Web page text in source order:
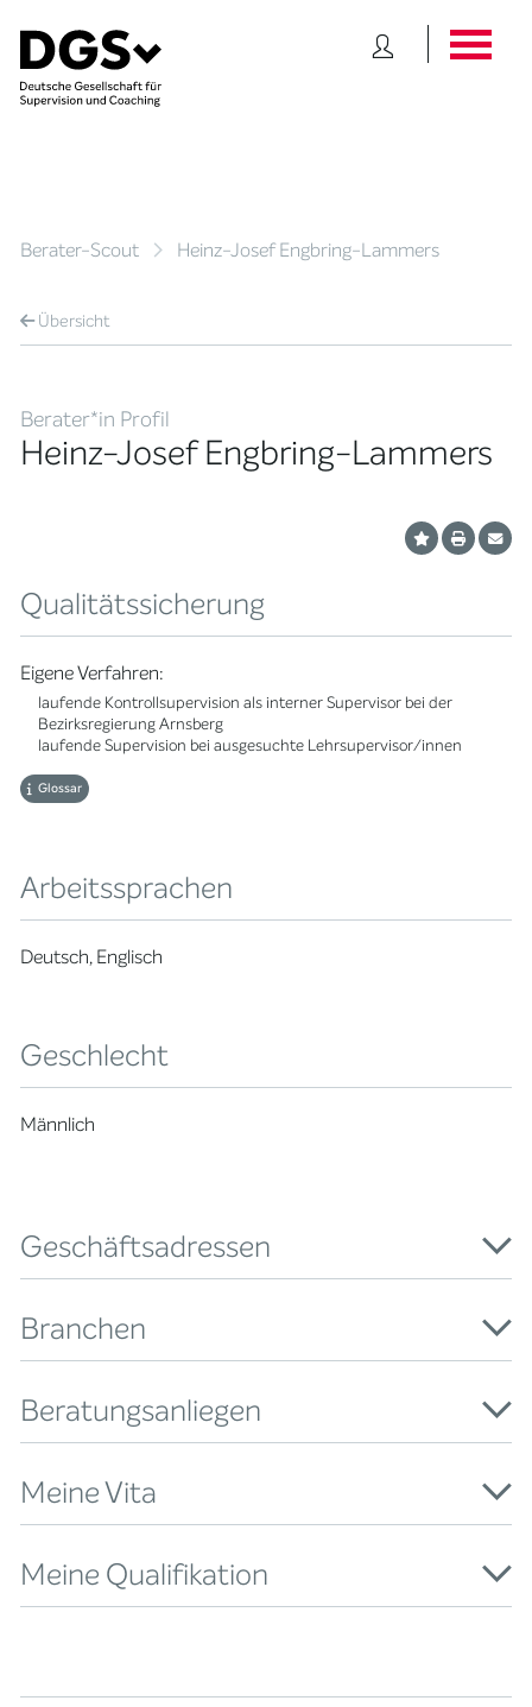
Berater-Scout Heinz-Josef Engbring-Lammers
Übersicht
Berater*in Profil
Heinz-Josef Engbring-Lammers
Qualitätssicherung
Eigene Verfahren:
laufende Kontrollsupervision als interner Supervisor bei der
Bezirksregierung Arnsberg
laufende Supervision bei ausgesuchte Lehrsupervisor/innen
Glossar
Arbeitssprachen
Deutsch, Englisch
Geschlecht
Männlich
Geschäftsadressen
Branchen
Beratungsanliegen
Meine Vita
Meine Qualifikation